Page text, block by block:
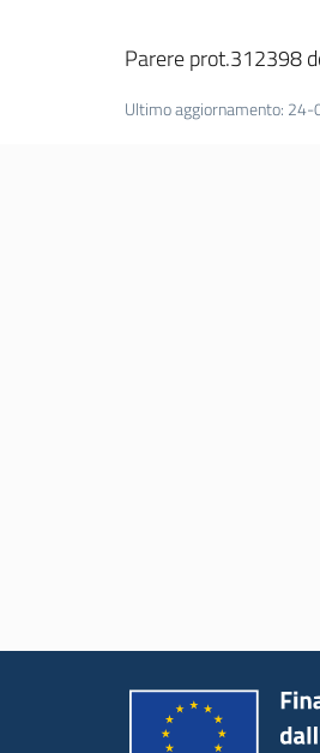
Parere prot.312398
Ultimo aggiornamento: 24-